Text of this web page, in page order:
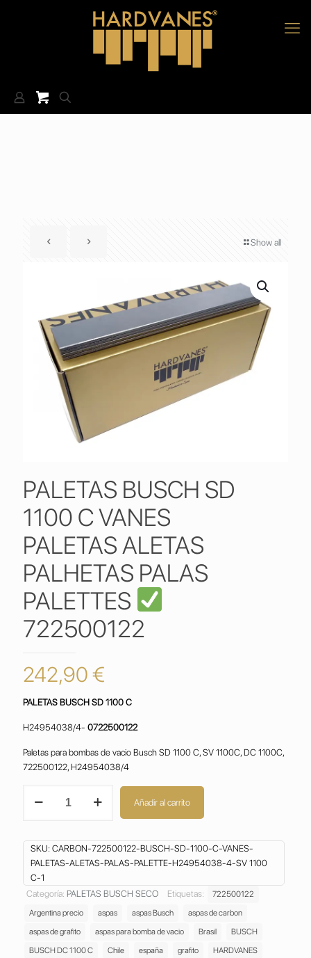
Show all
PALETAS BUSCH SD
1100 C VANES
PALETAS ALETAS
PALHETAS PALAS
PALETTES
722500122
242,90€
PALETAS BUSCH SD 1100 C
H24954038/4- 0722500122
Paletas para bombas de vacio Busch SD 1100 C, SV 1100C, DC 1100C,
722500122, H24954038/4
BUSCH
VANES
PALETAS ALETAS
PALHETAS
PALAS
722500122
Añadir al carrito
SKU: CARBON-722500122-BUSCH-SD-1100-C-VANES-
PALETAS-ALETAS-PALAS-PALETTE-H24954038-4-SV 1100
C-1
Categoría: PALETAS BUSCH SECO Etiquetas:
722500122
Argentina precio
aspas aspas Busch
aspas de carbon
aspas de grafito
aspas para bomba de vacio Brasil
BUSCH
BUSCH DC 1100 C
Chile españa grafito
HARDVANES